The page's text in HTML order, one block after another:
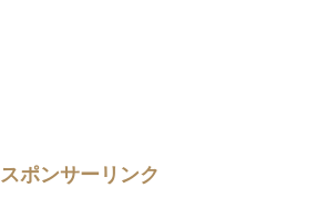
スポンサーリンク